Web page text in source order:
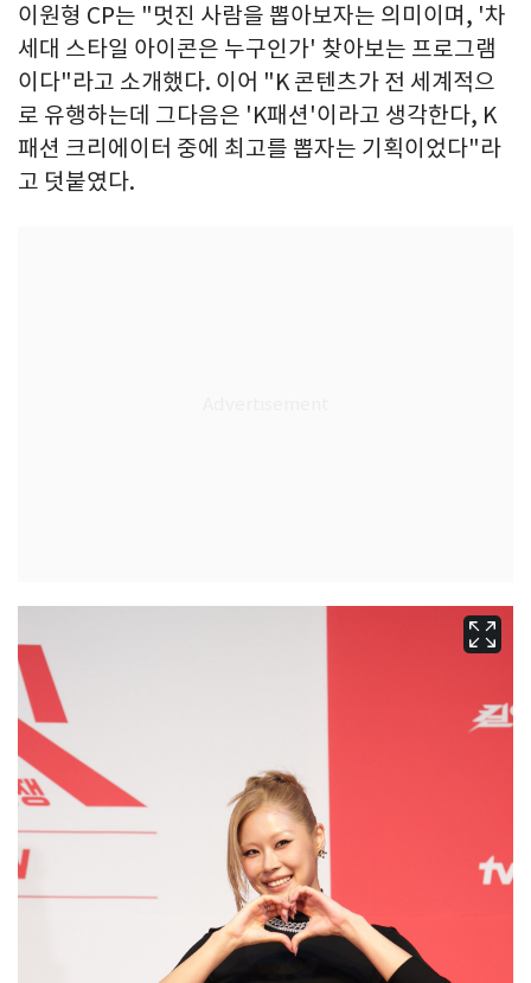
이원형 CP는 "멋진 사람을 뽑아보자는 의미이며, '차
세대 스타일 아이콘은 누구인가' 찾아보는 프로그램
이다"라고 소개했다. 이어 "K 콘텐츠가 전 세계적으
로 유행하는데 그다음은 'K패션'이라고 생각한다, K
패션 크리에이터 중에 최고를 뽑자는 기획이었다"라
고 덧붙였다.